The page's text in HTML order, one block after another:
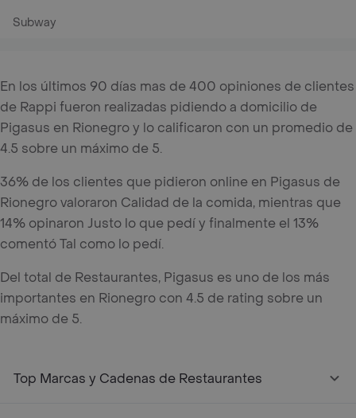
Subway
En los últimos 90 días mas de 400 opiniones de clientes
de Rappi fueron realizadas pidiendo a domicilio de
Pigasus en Rionegro y lo calificaron con un promedio de
4.5 sobre un máximo de 5.
36% de los clientes que pidieron online en Pigasus de
Rionegro valoraron Calidad de la comida, mientras que
14% opinaron Justo lo que pedí y finalmente el 13%
comentó Tal como lo pedí.
Del total de Restaurantes, Pigasus es uno de los más
importantes en Rionegro con 4.5 de rating sobre un
máximo de 5.
Top Marcas y Cadenas de Restaurantes